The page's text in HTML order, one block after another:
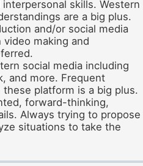
skills. Western
are a big plus.
and/or social media
making and
social media including
and more. Frequent
platform is a big plus.
forward-thinking,
Always trying to propose
situations to take the